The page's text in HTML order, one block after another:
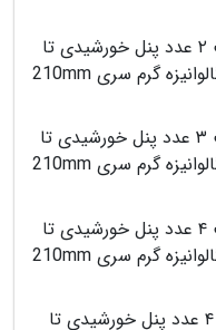
سازه یک ردیف تیپ سنگین مناسب ۲ عدد پنل خورشیدی تا
۷۲۵ وات از جنس فولاد با پوشش گالوانیزه گرم سری 210mm
سازه یک ردیف تیپ سنگین مناسب ۳ عدد پنل خورشیدی تا
۷۲۵ وات از جنس فولاد با پوشش گالوانیزه گرم سری 210mm
سازه یک ردیف تیپ سنگین مناسب ۴ عدد پنل خورشیدی تا
۷۲۵ وات از جنس فولاد با پوشش گالوانیزه گرم سری 210mm
سازه دو ردیف تیپ سنگین مناسب ۴ عدد پنل خورشیدی تا